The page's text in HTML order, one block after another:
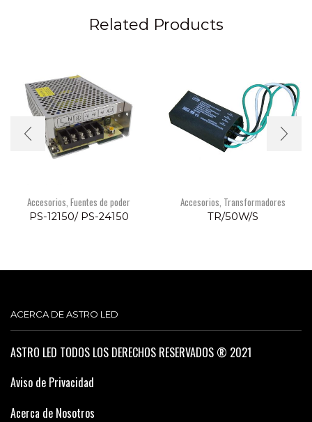
Related Products
Accesorios,Fuentes de poder
PS-12150/ PS-24150
Accesorios, Transformadores
TR/50W/S
ACERCA DE ASTRO LED
ASTRO LED TODOS LOS DERECHOS RESERVADOS ® 2021
Aviso de Privacidad
Acerca de Nosotros